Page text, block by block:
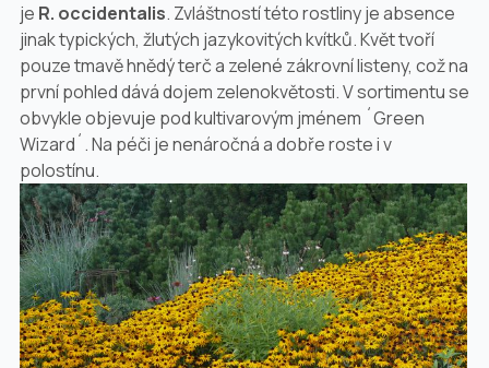
je R. occidentalis. Zvláštností této rostliny je absence
jinak typických, žlutých jazykovitých kvítků. Květ tvoří
pouze tmavě hnědý terč a zelené zákrovní listeny, což na
první pohled dává dojem zelenokvětosti. V sortimentu se
obvykle objevuje pod kultivarovým jménem ´Green
Wizard´. Na péči je nenáročná a dobře roste i v
polostínu.